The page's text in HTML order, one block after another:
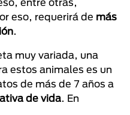
eso, requerirá de más
.
muy variada, una
estos animales es un
de más de 7 años a
de vida. En